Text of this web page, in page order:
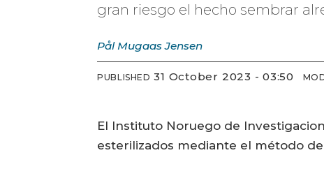
gran riesgo el hecho sembrar
Pål Mugaas Jensen
PUBLISHED 31 October 2023 - 03:50
El Instituto Noruego de
esterilizados mediante el método